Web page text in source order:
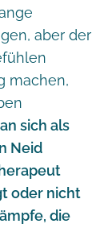
aber der
machen,
sich als
Neid
oder nicht
die